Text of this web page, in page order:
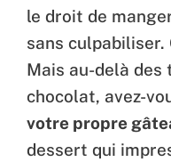
le droit de
sans culpabiliser.
Mais au-delà
chocolat, avez-
votre propre
dessert qui